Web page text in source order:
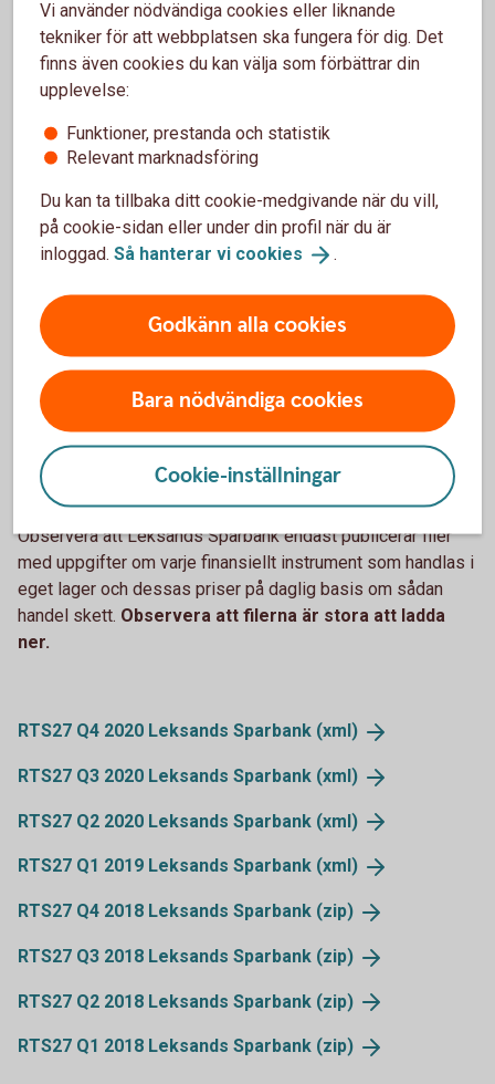
Sammanfattning av analys 2018(pdf)
Information om utförda order 2018
Information om vidarebefordrade order 2018
Kvaliteten på utförandet av
transaktioner (eng. execution
quality), RTS27
Rapporten RTS27 ska för varje finansiellt instrument som
handlats i eget lager i egenskap av bland annat
systematisk internhandlare och likviditetsleverantör
redovisa priser på daglig basis med mera, enligt en
bestämd mall som finns i den delegerade förordningen (EU)
2017/575.
Observera att Leksands Sparbank endast publicerar filer
med uppgifter om varje finansiellt instrument som handlas i
eget lager och dessas priser på daglig basis om sådan
handel skett. Observera att filerna är stora att ladda
ner.
RTS27 Q4 2020 Leksands Sparbank (xml)
RTS27 Q3 2020 Leksands Sparbank (xml)
RTS27 Q2 2020 Leksands Sparbank (xml)
RTS27 Q1 2019 Leksands Sparbank (xml)
RTS27 Q4 2018 Leksands Sparbank (zip)
RTS27 Q3 2018 Leksands Sparbank (zip)
RTS27 Q2 2018 Leksands Sparbank (zip)
RTS27 Q1 2018 Leksands Sparbank (zip)
Vi använder nödvändiga cookies eller liknande
tekniker för att webbplatsen ska fungera för dig. Det
finns även cookies du kan välja som förbättrar din
upplevelse:
Funktioner, prestanda och statistik
Relevant marknadsföring
Du kan ta tillbaka ditt cookie-medgivande när du vill,
på cookie-sidan eller under din profil när du är
inloggad. Så hanterar vi cookies .
Godkänn alla cookies
Bara nödvändiga cookies
Cookie-inställningar